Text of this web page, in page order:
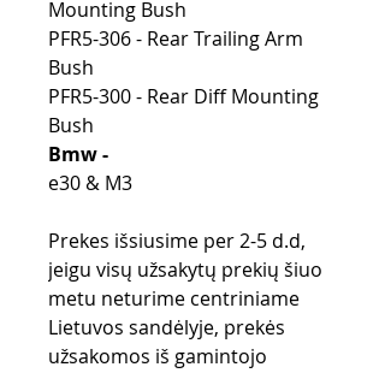
Mounting Bush
PFR5-306 - Rear Trailing Arm
Bush
PFR5-300 - Rear Diff Mounting
Bush
Bmw -
e30 & M3
Prekes išsiusime per 2-5 d.d,
jeigu visų užsakytų prekių šiuo
metu neturime centriniame
Lietuvos sandėlyje, prekės
užsakomos iš gamintojo